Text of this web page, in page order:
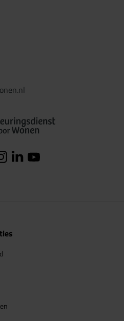
Logo
Instagram
LinkedinYouTube